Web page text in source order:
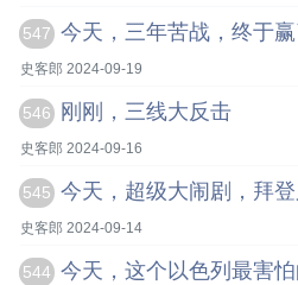
547 今天，三年苦战，终于赢
史客郎 2024-09-19
546 刚刚，三线大反击
史客郎 2024-09-16
545 今天，超级大闹剧，拜
史客郎 2024-09-14
544 今天，这个以色列最害